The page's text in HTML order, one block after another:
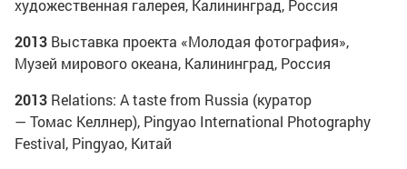
художественная галерея, Калининград, Россия
2013 Выставка проекта «Молодая фотография»,
Музей мирового океана, Калининград, Россия
2013 Relations: A taste from Russia (куратор
— Томас Келлнер), Pingyao International Photography
Festival, Pingyao, Китай